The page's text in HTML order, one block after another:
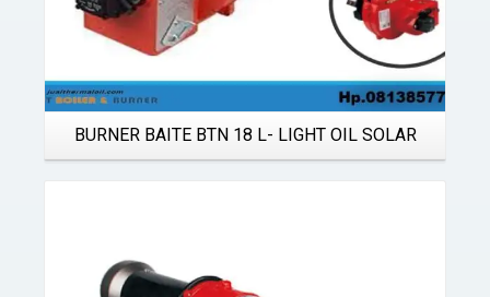
BURNER BAITE BTN 18 L- LIGHT OIL SOLAR
Details